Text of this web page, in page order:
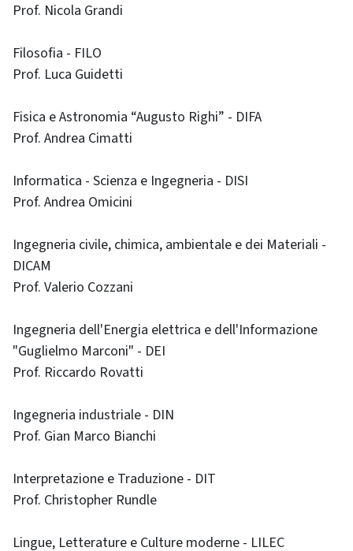
Prof. Nicola Grandi
Filosofia - FILO
Prof. Luca Guidetti
Fisica e Astronomia “Augusto Righi” - DIFA
Prof. Andrea Cimatti
Informatica - Scienza e Ingegneria - DISI
Prof. Andrea Omicini
Ingegneria civile, chimica, ambientale e dei Materiali -
DICAM
Prof. Valerio Cozzani
Ingegneria dell'Energia elettrica e dell'Informazione
"Guglielmo Marconi" - DEI
Prof. Riccardo Rovatti
Ingegneria industriale - DIN
Prof. Gian Marco Bianchi
Interpretazione e Traduzione - DIT
Prof. Christopher Rundle
Lingue, Letterature e Culture moderne - LILEC